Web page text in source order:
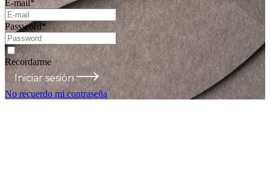
E-mail*
Password*
Recordarme
Iniciar sesión
No recuerdo mi contraseña